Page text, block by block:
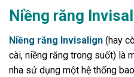
Niềng răng
Niềng răng Invisalign (hay
cài, niềng răng trong suốt) là
nha sử dụng một hệ thống